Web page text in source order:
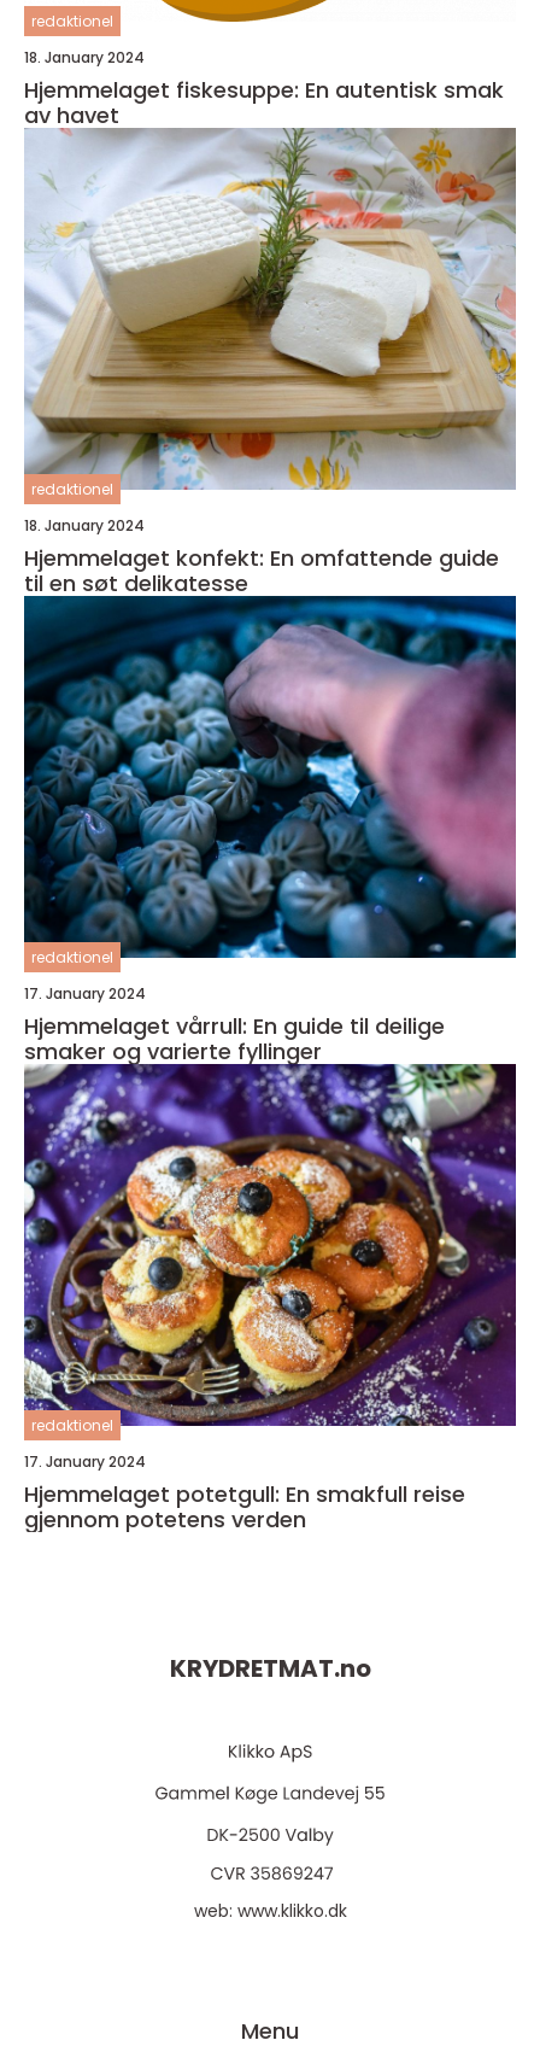
redaktionel
18. January 2024
Hjemmelaget fiskesuppe: En autentisk smak
av havet
redaktionel
18. January 2024
Hjemmelaget konfekt: En omfattende guide
til en søt delikatesse
redaktionel
17. January 2024
Hjemmelaget vårrull: En guide til deilige
smaker og varierte fyllinger
redaktionel
17. January 2024
Hjemmelaget potetgull: En smakfull reise
gjennom potetens verden
KRYDRETMAT.no
web: www.klikko.dk
Menu